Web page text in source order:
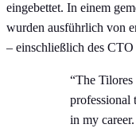
eingebettet. In einem
wurden ausführlich von
– einschließlich des
“The Tilores
professional
in my